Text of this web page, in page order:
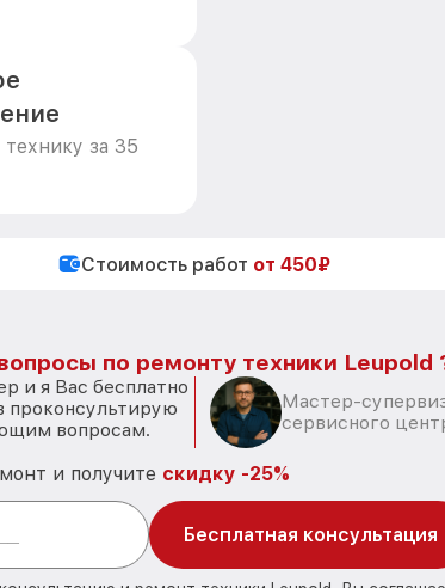
за 35
Стоимость работ от 450₽
по ремонту техники Leupold
и я Вас бесплатно
проконсультирую
вопросам.
Мастер-
сервисного
и получите скидку -25%
Бесплатная консультация